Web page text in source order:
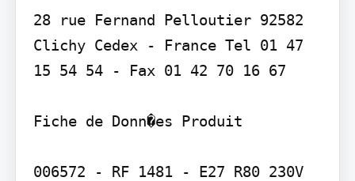
28 rue Fernand Pelloutier 92582
Clichy Cedex - France Tel 01 47
15 54 54 - Fax 01 42 70 16 67
Fiche de Donn�es Produit
006572 - RF 1481 - E27 R80 230V